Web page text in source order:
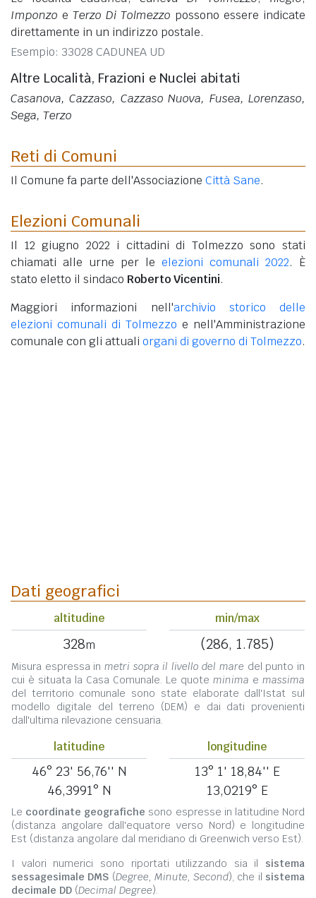
Imponzo e Terzo Di Tolmezzo possono essere indicate
direttamente in un indirizzo postale.
Esempio: 33028 CADUNEA UD
Altre Località, Frazioni e Nuclei abitati
Casanova, Cazzaso, Cazzaso Nuova, Fusea, Lorenzaso,
Sega, Terzo
Reti di Comuni
Il Comune fa parte dell'Associazione Città Sane.
Elezioni Comunali
Il 12 giugno 2022 i cittadini di Tolmezzo sono stati
chiamati alle urne per le elezioni comunali 2022. È
stato eletto il sindaco Roberto Vicentini.
Maggiori informazioni nell'archivio storico delle
elezioni comunali di Tolmezzo e nell'Amministrazione
comunale con gli attuali organi di governo di Tolmezzo.
Dati geografici
altitudine
328m
min/max
(286, 1.785)
Misura espressa in metri sopra il livello del mare del punto in
cui è situata la Casa Comunale. Le quote minima e massima
del territorio comunale sono state elaborate dall'Istat sul
modello digitale del terreno (DEM) e dai dati provenienti
dall'ultima rilevazione censuaria.
latitudine
46° 23' 56,76'' N
46,3991° N
longitudine
13° 1' 18,84'' E
13,0219° E
Le coordinate geografiche sono espresse in latitudine Nord
(distanza angolare dall'equatore verso Nord) e longitudine
Est (distanza angolare dal meridiano di Greenwich verso Est).
I valori numerici sono riportati utilizzando sia il sistema
sessagesimale DMS (Degree, Minute, Second), che il sistema
decimale DD (Decimal Degree).